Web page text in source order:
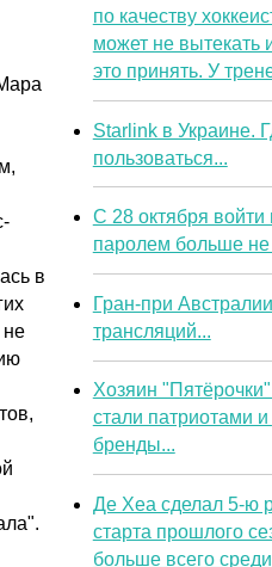
в
не
по качеству
может не вытекать
это принять. У
Starlink в Украине.
пользоваться...
С 28 октября войти
паролем больше не
Гран-при
трансляций...
Хозяин
стали патриотами
бренды...
Де Хеа сделал 5-ю
старта прошлого
больше всего